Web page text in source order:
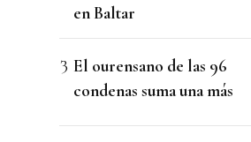
en Baltar
El ourensano de las 96
condenas suma una más